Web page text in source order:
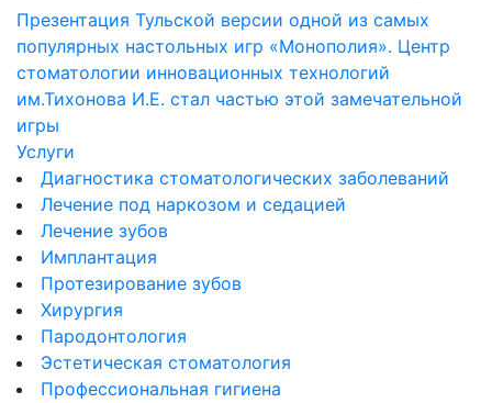
Презентация Тульской версии одной из самых
популярных настольных игр «Монополия». Центр
cтоматологии инновационных технологий
им.Тихонова И.Е. стал частью этой замечательной
игры
Услуги
Диагностика стоматологических заболеваний
Лечение под наркозом и седацией
Лечение зубов
Имплантация
Протезирование зубов
Хирургия
Пародонтология
Эстетическая стоматология
Профессиональная гигиена